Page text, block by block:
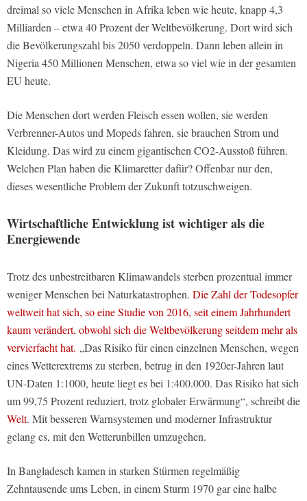
dreimal so viele Menschen in Afrika leben wie heute, knapp 4,3
Milliarden – etwa 40 Prozent der Weltbevölkerung. Dort wird sich
die Bevölkerungszahl bis 2050 verdoppeln. Dann leben allein in
Nigeria 450 Millionen Menschen, etwa so viel wie in der gesamten
EU heute.
Die Menschen dort werden Fleisch essen wollen, sie werden
Verbrenner-Autos und Mopeds fahren, sie brauchen Strom und
Kleidung. Das wird zu einem gigantischen CO2-Ausstoß führen.
Welchen Plan haben die Klimaretter dafür? Offenbar nur den,
dieses wesentliche Problem der Zukunft totzuschweigen.
Wirtschaftliche Entwicklung ist wichtiger als die
Energiewende
Trotz des unbestreitbaren Klimawandels sterben prozentual immer
weniger Menschen bei Naturkatastrophen. Die Zahl der Todesopfer
weltweit hat sich, so eine Studie von 2016, seit einem Jahrhundert
kaum verändert, obwohl sich die Weltbevölkerung seitdem mehr als
vervierfacht hat. „Das Risiko für einen einzelnen Menschen, wegen
eines Wetterextrems zu sterben, betrug in den 1920er-Jahren laut
UN-Daten 1:1000, heute liegt es bei 1:400.000. Das Risiko hat sich
um 99,75 Prozent reduziert, trotz globaler Erwärmung“, schreibt die
Welt. Mit besseren Warnsystemen und moderner Infrastruktur
gelang es, mit den Wetterunbillen umzugehen.
In Bangladesch kamen in starken Stürmen regelmäßig
Zehntausende ums Leben, in einem Sturm 1970 gar eine halbe